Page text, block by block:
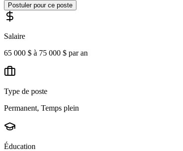
Postuler pour ce poste
Salaire
65 000 $ à 75 000 $ par an
Type de poste
Permanent, Temps plein
Éducation